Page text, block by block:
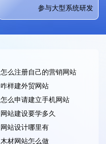
参与大型系统研发
怎么注册自己的营销网站
咋样建外贸网站
怎么申请建立手机网站
网站建设要学多久
网站设计哪里有
木材网站怎么做